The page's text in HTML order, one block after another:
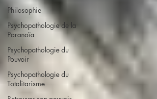
Philosophie
Psychopathologie de la
Paranoïa
Psychopathologie du
Pouvoir
Psychopathologie du
Totalitarisme